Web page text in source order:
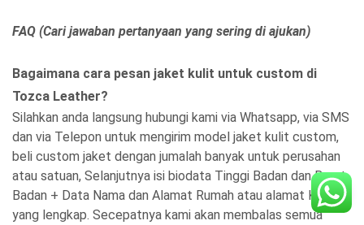
FAQ (Cari jawaban pertanyaan yang sering di ajukan)
Bagaimana cara pesan jaket kulit untuk custom di
Tozca Leather?
Silahkan anda langsung hubungi kami via Whatsapp, via SMS
dan via Telepon untuk mengirim model jaket kulit custom,
beli custom jaket dengan jumalah banyak untuk perusahan
atau satuan, Selanjutnya isi biodata Tinggi Badan dan Berat
Badan + Data Nama dan Alamat Rumah atau alamat Kantor
yang lengkap. Secepatnya kami akan membalas semua